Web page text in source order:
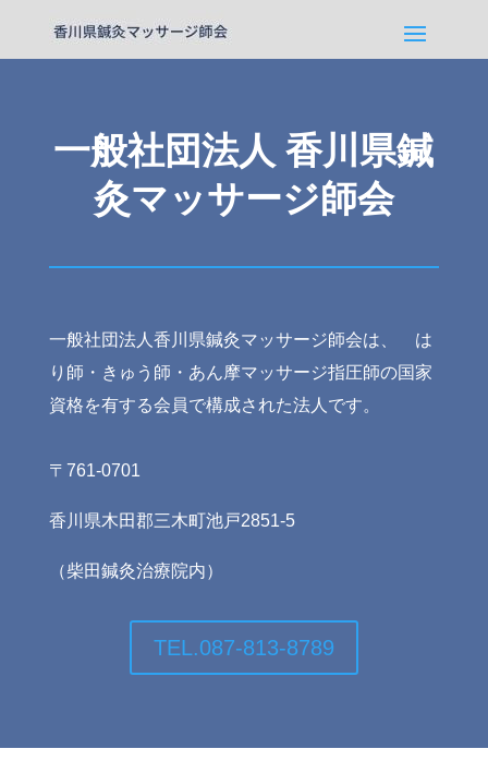
一般社団法人 香川県鍼
灸マッサージ師会
一般社団法人香川県鍼灸マッサージ師会は、 は
り師・きゅう師・あん摩マッサージ指圧師の国家
資格を有する会員で構成された法人です。
〒761-0701
香川県木田郡三木町池戸2851-5
（柴田鍼灸治療院内）
TEL.087-813-8789